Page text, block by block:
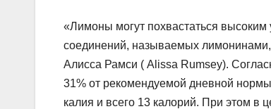
«Лимоны могут похвастаться
соединений, называемых
Алисса Рамси ( Alissa Rumsey).
31% от рекомендуемой дневной
калия и всего 13 калорий. При этом в